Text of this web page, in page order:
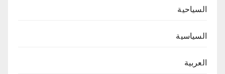
السياحية
السياسية
العربية